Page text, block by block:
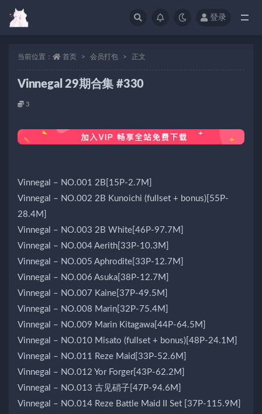
登录
当前位置： 首页 会员打包 正文
Vinnegal 29期合集 #330
3
Vinnegal – NO.001 2B[15P-2.7M]
Vinnegal – NO.002 2B Kunoichi (fullset + bonus)[55P-
28.4M]
Vinnegal – NO.003 2B White[46P-97.7M]
Vinnegal – NO.004 Aerith[33P-10.3M]
Vinnegal – NO.005 Aphrodite[33P-12.7M]
Vinnegal – NO.006 Asuka[38P-12.7M]
Vinnegal – NO.007 Kaine[37P-49.5M]
Vinnegal – NO.008 Marin[32P-75.4M]
Vinnegal – NO.009 Marin Kitagawa[44P-64.5M]
Vinnegal – NO.010 Misato (fullset + bonus)[48P-24.1M]
Vinnegal – NO.011 Reze Maid[33P-52.6M]
Vinnegal – NO.012 Yor Forger[43P-62.2M]
Vinnegal – NO.013 古见硝子[47P-94.6M]
Vinnegal – NO.014 Reze Battle Maid II Set [37P-115.9M]